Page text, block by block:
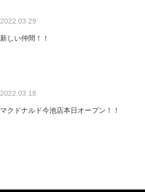
2022.03.29
新しい仲間！！
2022.03.18
マクドナルド今池店本日オープン！！